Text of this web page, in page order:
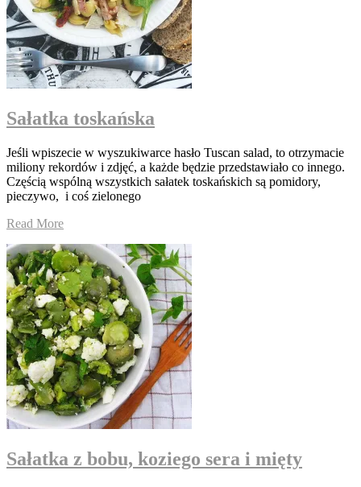
Sałatka toskańska
Jeśli wpiszecie w wyszukiwarce hasło Tuscan salad, to otrzymacie
miliony rekordów i zdjęć, a każde będzie przedstawiało co innego.
Częścią wspólną wszystkich sałatek toskańskich są pomidory,
pieczywo, i coś zielonego
Read More
Sałatka z bobu, koziego sera i mięty